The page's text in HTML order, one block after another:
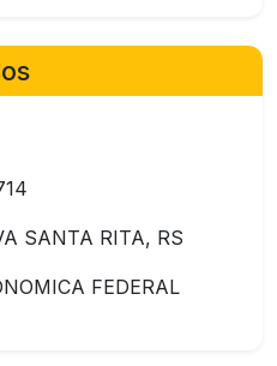
SANTA RITA, RS
FEDERAL